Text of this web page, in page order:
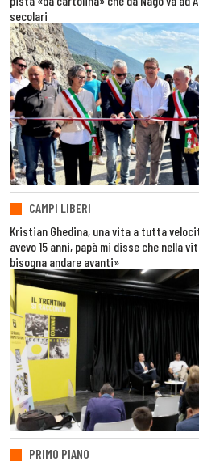
secolari
CAMPI LIBERI
Kristian Ghedina, una vita a tutta
avevo 15 anni, papà mi disse che nella
bisogna andare avanti»
PRIMO PIANO